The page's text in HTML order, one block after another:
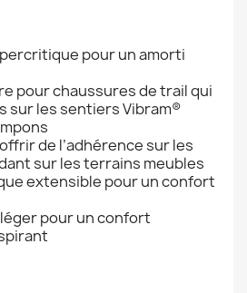
pour un amorti
pour chaussures de trail qui
sur les sentiers Vibram®
de l’adhérence sur les
sur les terrains meubles
extensible pour un confort
pour un confort